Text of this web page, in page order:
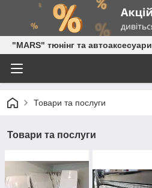
"MARS" тюнінг та автоаксесуари
Товари та послуги
Товари та послуги